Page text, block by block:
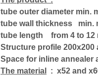
tube outer diameter min.
tube wall thickness   min.
tube length    from 4 to 12
Structure profile 200x200
Space for inline annealer
The material
:  x52 and